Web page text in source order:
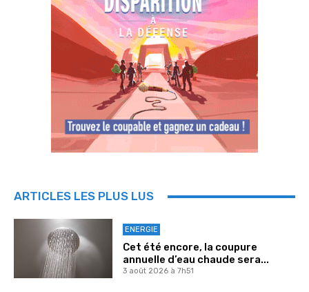
ARTICLES LES PLUS LUS
ENERGIE
Cet été encore, la coupure
annuelle d’eau chaude sera...
3 août 2026 à 7h51